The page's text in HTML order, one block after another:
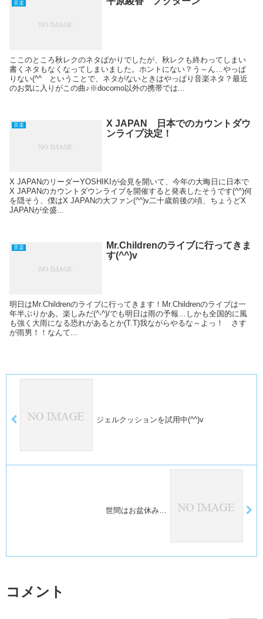
音楽
ここのところ秋レクのネタばかりでしたが、秋レクも終わってしまい
書くネタもなくなってしまいました。ホントにない？う～ん…やっぱ
りない(^^ゞということで、ネタがないときはやっぱり音楽ネタ？最近
のお気に入りがこの曲♪※docomo以外の携帯では...
音楽
X JAPAN 日本でのカウントダウ
ンライブ決定！
X JAPANのリーダーYOSHIKIが会見を開いて、今年の大晦日に日本で
X JAPANのカウントダウンライブを開催すると発表したそうです(^^)何
を隠そう、僕はX JAPANの大ファン(^^)v二十歳前後の頃、ちょうどX
JAPANが全盛...
音楽
Mr.Childrenのライブに行ってきま
す(^^)v
明日はMr.Childrenのライブに行ってきます！Mr.Childrenのライブは一
年半ぶりかあ。楽しみだ(^-^)/でも明日は雨の予報…しかも全国的に風
も強く大雨になる恐れがあるとか(T.T)我ながらやるな～よっ！ さす
が雨男！！なんて...
ジェルクッションを試用中(^^)v
世間はお盆休み…
コメント